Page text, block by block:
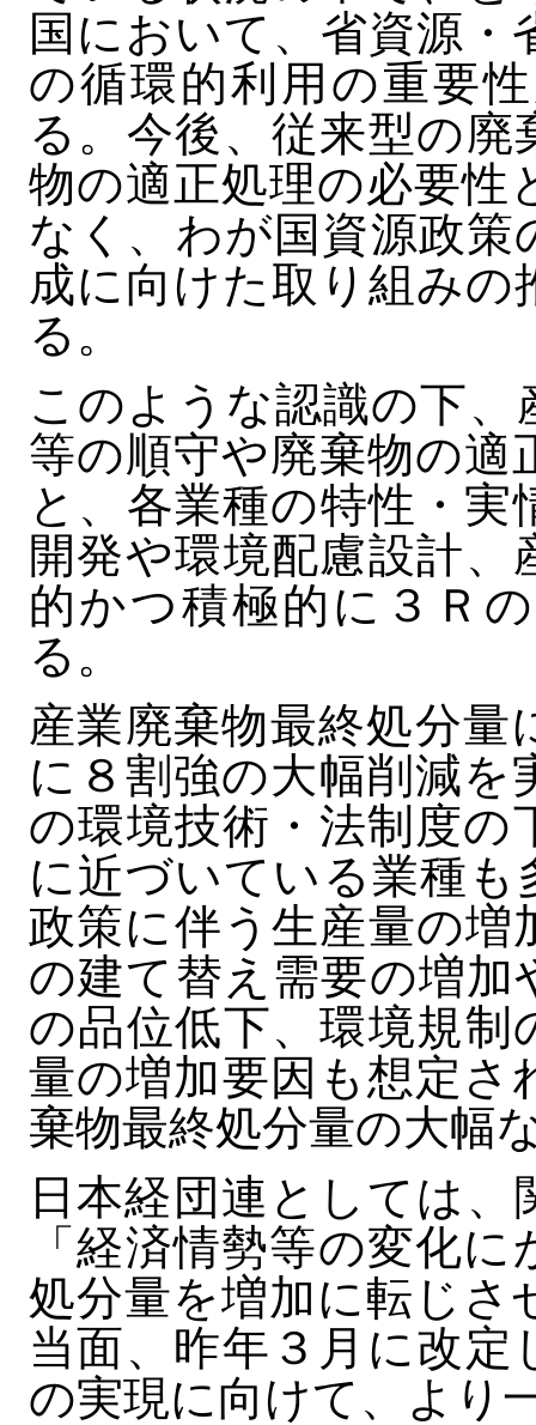
国において、省資源
の循環的利用の重要
る。今後、従来型の
物の適正処理の必要性
なく、わが国資源政
成に向けた取り組み
る。
このような認識の下
等の順守や廃棄物の適
と、各業種の特性・
開発や環境配慮設計
的かつ積極的に３Ｒ
る。
産業廃棄物最終処分
に８割強の大幅削減
の環境技術・法制度の
に近づいている業種
政策に伴う生産量の増
の建て替え需要の増加
の品位低下、環境規制
量の増加要因も想定さ
棄物最終処分量の大幅
日本経団連としては
「経済情勢等の変化
処分量を増加に転じさ
当面、昨年３月に改
の実現に向けて、より